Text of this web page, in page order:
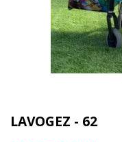
LAVOGEZ - 62